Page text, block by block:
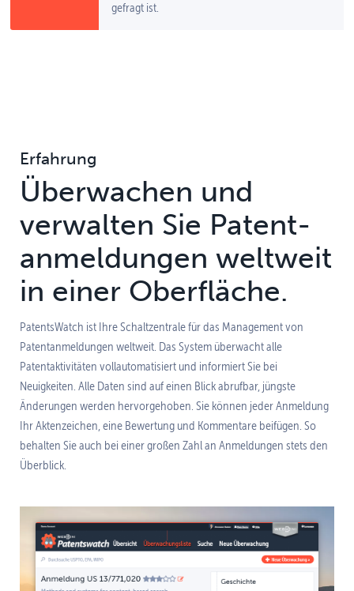
gefragt ist.
Erfahrung
Überwachen und
verwalten Sie Patent­
anmeldungen weltweit
in einer Oberfläche.
PatentsWatch ist Ihre Schaltzentrale für das Management von
Patentanmeldungen weltweit. Das System überwacht alle
Patentaktivitäten vollautomatisiert und informiert Sie bei
Neuigkeiten. Alle Daten sind auf einen Blick abrufbar, jüngste
Änderungen werden hervorgehoben. Sie können jeder Anmeldung
Ihr Aktenzeichen, eine Bewertung und Kommentare beifügen. So
behalten Sie auch bei einer großen Zahl an Anmeldungen stets den
Überblick.